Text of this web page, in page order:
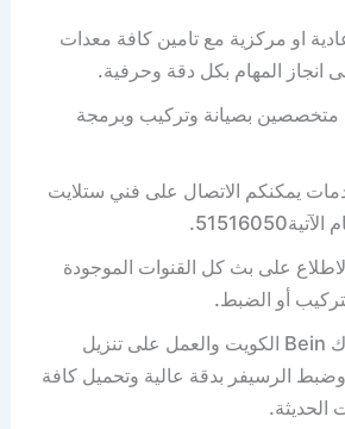
او مركزية مع تامين كافة معدات
انجاز المهام بكل دقة وحرفية.
متخصصين بصيانة وتركيب وبرمجة
يمكنكم الاتصال على فني ستلايت
على بث كل القنوات الموجودة
أو الضبط.
نؤمن خدمة اشتراك Bein الكويت والعمل على تنزيل
وضبط الرسيفر بدقة عالية وتحميل كافة
الحديثة.